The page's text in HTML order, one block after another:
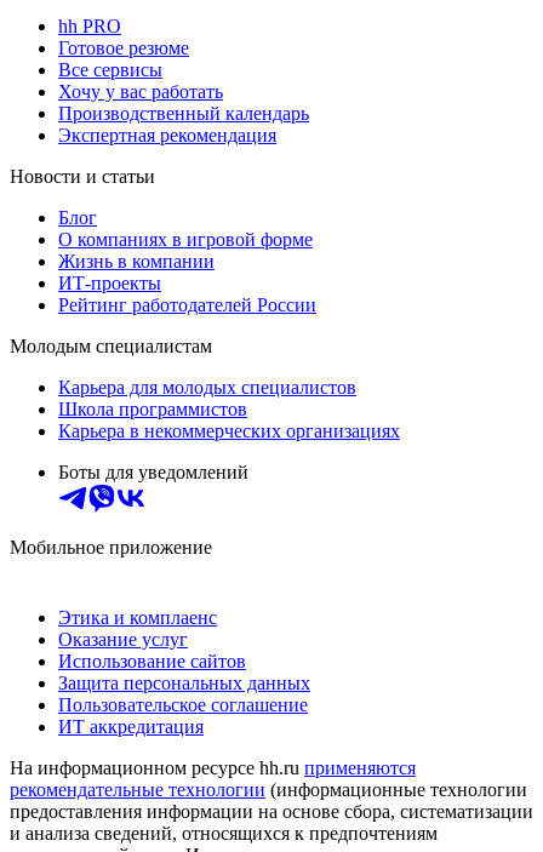
hh PRO
Готовое резюме
Все сервисы
Хочу у вас работать
Производственный календарь
Экспертная рекомендация
Новости и статьи
Блог
О компаниях в игровой форме
Жизнь в компании
ИТ-проекты
Рейтинг работодателей России
Молодым специалистам
Карьера для молодых специалистов
Школа программистов
Карьера в некоммерческих организациях
Боты для уведомлений
Мобильное приложение
Этика и комплаенс
Оказание услуг
Использование сайтов
Защита персональных данных
Пользовательское соглашение
ИТ аккредитация
На информационном ресурсе hh.ru применяются
рекомендательные технологии (информационные технологии
предоставления информации на основе сбора, систематизации
и анализа сведений, относящихся к предпочтениям